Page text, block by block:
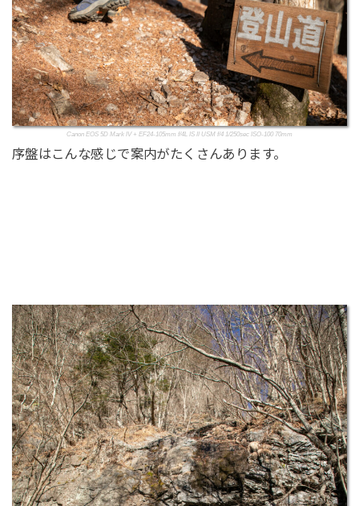
Canon EOS 5D Mark IV + EF24-105mm f/4L IS II USM f/4 1/250sec ISO-100 70mm
序盤はこんな感じで案内がたくさんあります。